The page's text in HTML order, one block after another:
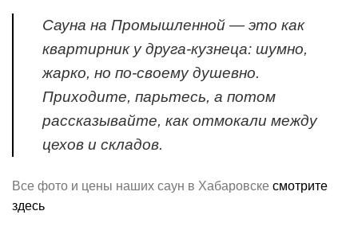
Сауна на Промышленной — это как
квартирник у друга-кузнеца: шумно,
жарко, но по-своему душевно.
Приходите, парьтесь, а потом
рассказывайте, как отмокали между
цехов и складов.
Все фото и цены наших саун в Хабаровске смотрите
здесь